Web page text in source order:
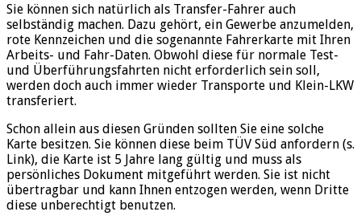
Sie können sich natürlich als Transfer-Fahrer auch
selbständig machen. Dazu gehört, ein Gewerbe anzumelden,
rote Kennzeichen und die sogenannte Fahrerkarte mit Ihren
Arbeits- und Fahr-Daten. Obwohl diese für normale Test-
und Überführungsfahrten nicht erforderlich sein soll,
werden doch auch immer wieder Transporte und Klein-LKW
transferiert.
Schon allein aus diesen Gründen sollten Sie eine solche
Karte besitzen. Sie können diese beim TÜV Süd anfordern (s.
Link), die Karte ist 5 Jahre lang gültig und muss als
persönliches Dokument mitgeführt werden. Sie ist nicht
übertragbar und kann Ihnen entzogen werden, wenn Dritte
diese unberechtigt benutzen.